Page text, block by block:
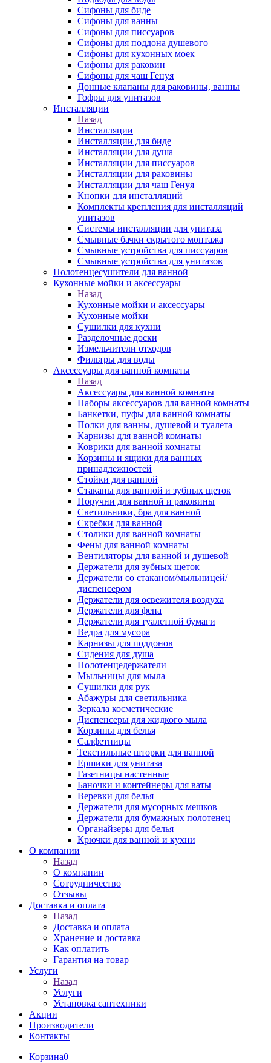
Сифоны для биде
Сифоны для ванны
Сифоны для писсуаров
Сифоны для поддона душевого
Сифоны для кухонных моек
Сифоны для раковин
Сифоны для чаш Генуя
Донные клапаны для раковины, ванны
Гофры для унитазов
Инсталляции
Назад
Инсталляции
Инсталляции для биде
Инсталляции для душа
Инсталляции для писсуаров
Инсталляции для раковины
Инсталляции для чаш Генуя
Кнопки для инсталляций
Комплекты крепления для инсталляций
унитазов
Системы инсталляции для унитаза
Смывные бачки скрытого монтажа
Смывные устройства для писсуаров
Смывные устройства для унитазов
Полотенцесушители для ванной
Кухонные мойки и аксессуары
Назад
Кухонные мойки и аксессуары
Кухонные мойки
Сушилки для кухни
Разделочные доски
Измельчители отходов
Фильтры для воды
Аксессуары для ванной комнаты
Назад
Аксессуары для ванной комнаты
Наборы аксессуаров для ванной комнаты
Банкетки, пуфы для ванной комнаты
Полки для ванны, душевой и туалета
Карнизы для ванной комнаты
Коврики для ванной комнаты
Корзины и ящики для ванных
принадлежностей
Стойки для ванной
Стаканы для ванной и зубных щеток
Поручни для ванной и раковины
Светильники, бра для ванной
Скребки для ванной
Столики для ванной комнаты
Фены для ванной комнаты
Вентиляторы для ванной и душевой
Держатели для зубных щеток
Держатели со стаканом/мыльницей/
диспенсером
Держатели для освежителя воздуха
Держатели для фена
Держатели для туалетной бумаги
Ведра для мусора
Карнизы для поддонов
Сидения для душа
Полотенцедержатели
Мыльницы для мыла
Сушилки для рук
Абажуры для светильника
Зеркала косметические
Диспенсеры для жидкого мыла
Корзины для белья
Салфетницы
Текстильные шторки для ванной
Ершики для унитаза
Газетницы настенные
Баночки и контейнеры для ваты
Веревки для белья
Держатели для мусорных мешков
Держатели для бумажных полотенец
Органайзеры для белья
Крючки для ванной и кухни
О компании
Назад
О компании
Сотрудничество
Отзывы
Доставка и оплата
Назад
Доставка и оплата
Хранение и доставка
Как оплатить
Гарантия на товар
Услуги
Назад
Услуги
Установка сантехники
Акции
Производители
Контакты
Корзина0